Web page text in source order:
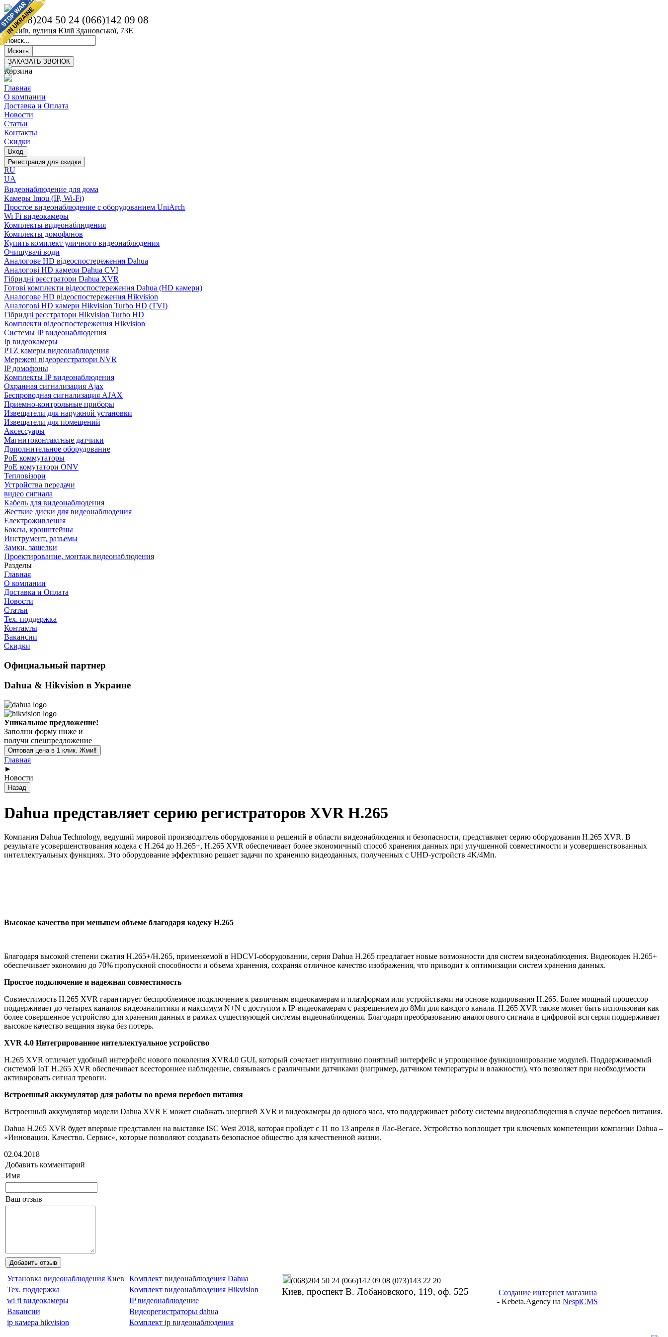
(068)204 50 24 (066)142 09 08
м. Київ, вулиця Юлії Здановської, 73Е
Корзина
Главная
О компании
Доставка и Оплата
Новости
Статьи
Контакты
Скидки
RU
UA
Видеонаблюдение для дома
Камеры Imou (IP, Wi-Fi)
Простое видеонаблюдение с оборудованием UniArch
Wi Fi видеокамеры
Комплекты видеонаблюдения
Комплекты домофонов
Купить комплект уличного видеонаблюдения
Очищувачі води
Аналогове HD відеоспостереження Dahua
Аналогові HD камери Dahua CVI
Гібридні реєстратори Dahua XVR
Готові комплекти відеоспостереження Dahua (HD камери)
Аналогове HD відеоспостереження Hikvision
Аналогові HD камери Hikvision Turbo HD (TVI)
Гібридні реєстратори Hikvision Turbo HD
Комплекти відеоспостереження Hikvision
Системы IP видеонаблюдения
Ip видеокамеры
PTZ камеры видеонаблюдения
Мережеві відеореєстратори NVR
IP домофоны
Комплекты IP видеонаблюдения
Охранная сигнализация Ajax
Беспроводная сигнализация AJAX
Приемно-контрольные приборы
Извещатели для наружной установки
Извещатели для помещений
Аксессуары
Магнитоконтактные датчики
Дополнительное оборудование
PoE коммутаторы
PoE комутатори ONV
Тепловізори
Устройства передачи
видео сигнала
Кабель для видеонаблюдения
Жесткие диски для видеонаблюдения
Електроживлення
Боксы, кронштейны
Инструмент, разъемы
Замки, защелки
Проектирование, монтаж видеонаблюдения
Разделы
Главная
О компании
Доставка и Оплата
Новости
Статьи
Тех. поддержка
Контакты
Вакансии
Скидки
Официальный партнер
Dahua & Hikvision в Украине
Уникальное предложение!
Заполни форму ниже и
получи спецпредложение
Главная
►
Новости
Dahua представляет серию регистраторов XVR H.265
Компания Dahua Technology, ведущий мировой производитель оборудования и решений в области видеонаблюдения и безопасности, представляет серию оборудования H.265 XVR. В
результате усовершенствования кодека с H.264 до H.265+, H.265 XVR обеспечивает более экономичный способ хранения данных при улучшенной совместимости и усовершенствованных
интеллектуальных функциях. Это оборудование эффективно решает задачи по хранению видеоданных, полученных с UHD-устройств 4K/4Mп.
Высокое качество при меньшем объеме благодаря кодеку H.265
Благодаря высокой степени сжатия H.265+/H.265, применяемой в HDCVI-оборудовании, серия Dahua H.265 предлагает новые возможности для систем видеонаблюдения. Видеокодек H.265+
обеспечивает экономию до 70% пропускной способности и объема хранения, сохраняя отличное качество изображения, что приводит к оптимизации систем хранения данных.
Простое подключение и надежная совместимость
Cовместимость H.265 XVR гарантирует беспроблемное подключение к различным видеокамерам и платформам или устройствами на основе кодирования H.265. Более мощный процессор
поддерживает до четырех каналов видеоаналитики и максимум N+N с доступом к IP-видеокамерам с разрешением до 8Мп для каждого канала. H.265 XVR также может быть использован как
более совершенное устройство для хранения данных в рамках существующей системы видеонаблюдения. Благодаря преобразованию аналогового сигнала в цифровой вся серия поддерживает
высокое качество вещания звука без потерь.
XVR 4.0 Интегрированное интеллектуальное устройство
H.265 XVR отличает удобный интерфейс нового поколения XVR4.0 GUI, который сочетает интуитивно понятный интерфейс и упрощенное функционирование модулей. Поддерживаемый
системой IoT H.265 XVR обеспечивает всестороннее наблюдение, связываясь с различными датчиками (например, датчиком температуры и влажности), что позволяет при необходимости
активировать сигнал тревоги.
Встроенный аккумулятор для работы во время перебоев питания
Встроенный аккумулятор модели Dahua XVR E может снабжать энергией XVR и видеокамеры до одного часа, что поддерживает работу системы видеонаблюдения в случае перебоев питания.
Dahua H.265 XVR будет впервые представлен на выставке ISC West 2018, которая пройдет с 11 по 13 апреля в Лас-Вегасе. Устройство воплощает три ключевых компетенции компании Dahua –
«Инновации. Качество. Сервис», которые позволяют создавать безопасное общество для качественной жизни.
02.04.2018
Добавить комментарий
Имя
Ваш отзыв
Установка видеонаблюдения Киев
Тех. поддержка
wi fi видеокамеры
Вакансии
ip камера hikvision
Комплект видеонаблюдения Dahua
Комплект видеонаблюдения Hikvision
IP видеонаблюдение
Видеорегистраторы dahua
Комплект ip видеонаблюдения
(068)204 50 24 (066)142 09 08 (073)143 22 20
Киев, проспект В. Лобановского, 119, оф. 525
Создание интернет магазина
- Kebeta.Agency на NespiCMS